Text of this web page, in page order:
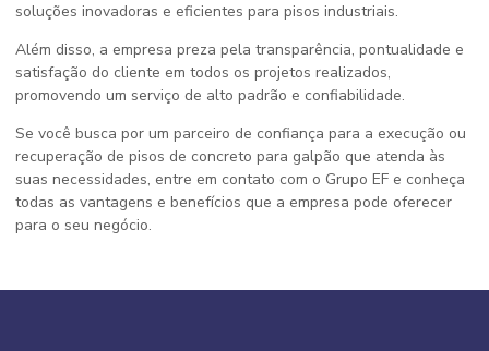
soluções inovadoras e eficientes para pisos industriais.
Além disso, a empresa preza pela transparência, pontualidade e
satisfação do cliente em todos os projetos realizados,
promovendo um serviço de alto padrão e confiabilidade.
Se você busca por um parceiro de confiança para a execução ou
recuperação de pisos de concreto para galpão que atenda às
suas necessidades, entre em contato com o Grupo EF e conheça
todas as vantagens e benefícios que a empresa pode oferecer
para o seu negócio.